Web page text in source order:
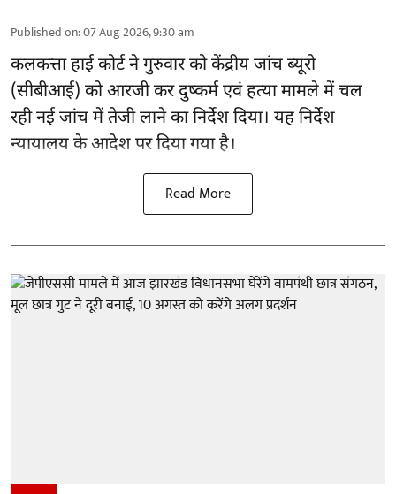
Published on:07 Aug 2026, 9:30 am
कलकत्ता हाई कोर्ट ने गुरुवार को केंद्रीय जांच ब्यूरो
(सीबीआई) कोआरजी कर दुष्कर्म एवं हत्या मामलेमें चल
रही नई जांच में तेजी लाने का निर्देश दिया। यह निर्देश
न्यायालय के आदेश पर दिया गया है।
Read More